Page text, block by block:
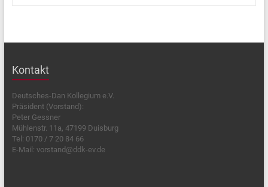
Kontakt
Deutsches-Dan Kollegium e.V.
Präsident (Vorstand):
Peter Gessner
Mühlenstr. 11a, 47199 Duisburg
Tel: 0170 / 7 20 84 66
E-Mail: vorstand@ddk-ev.de